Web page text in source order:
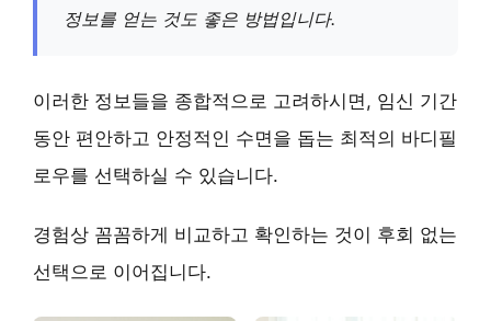
정보를 얻는 것도 좋은 방법입니다.
이러한 정보들을 종합적으로 고려하시면, 임신 기간
동안 편안하고 안정적인 수면을 돕는 최적의 바디필
로우를 선택하실 수 있습니다.
경험상 꼼꼼하게 비교하고 확인하는 것이 후회 없는
선택으로 이어집니다.